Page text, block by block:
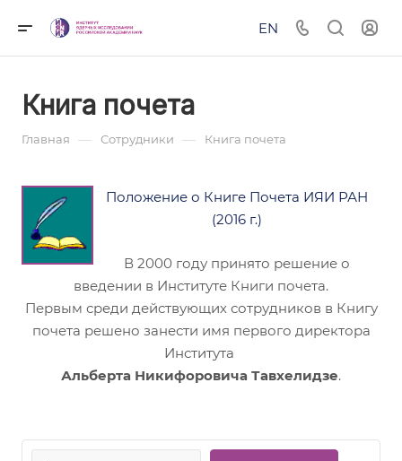
EN
Книга почета
Главная — Сотрудники — Книга почета
Положение о Книге Почета ИЯИ РАН
(2016 г.)
В 2000 году принято решение о
введении в Институте Книги почета.
Первым среди действующих сотрудников в Книгу
почета решено занести имя первого директора
Института
Альберта Никифоровича Тавхелидзе.